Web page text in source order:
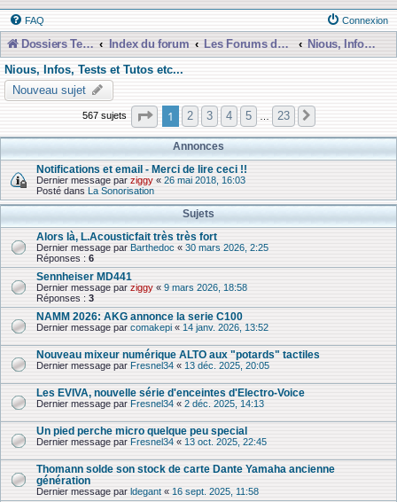
FAQ Connexion
Dossiers Techniques Index du forum Les Forums de Discussions
Nious, Infos, Tests et Tutos etc...
Nious, Infos, Tests et Tutos etc...
Nouveau sujet
567 sujets Page 1sur23
1 2 3 4 5 23
Annonces
Notifications et email - Merci de lire ceci !!
Dernier message par ziggy « 26 mai 2018, 16:03
Posté dans La Sonorisation
Sujets
Alors là, L.Acousticfait très très fort
Dernier message par Barthedoc « 30 mars 2026, 2:25
Réponses : 6
Sennheiser MD441
Dernier message par ziggy « 9 mars 2026, 18:58
Réponses : 3
NAMM 2026: AKG annonce la serie C100
Dernier message par comakepi « 14 janv. 2026, 13:52
Nouveau mixeur numérique ALTO aux "potards" tactiles
Dernier message par Fresnel34 « 13 déc. 2025, 20:05
Les EVIVA, nouvelle série d'enceintes d'Electro-Voice
Dernier message par Fresnel34 « 2 déc. 2025, 14:13
Un pied perche micro quelque peu special
Dernier message par Fresnel34 « 13 oct. 2025, 22:45
Thomann solde son stock de carte Dante Yamaha ancienne
génération
Dernier message par ldegant « 16 sept. 2025, 11:58